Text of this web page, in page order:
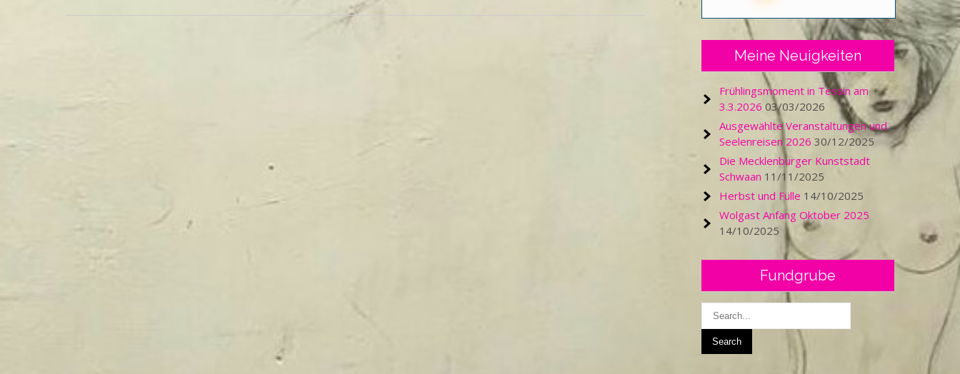
Meine Neuigkeiten
Frühlingsmoment in Tessin am
3.3.2026 03/03/2026
Ausgewählte Veranstaltungen und
Seelenreisen 2026 30/12/2025
Die Mecklenburger Kunststadt
Schwaan 11/11/2025
Herbst und Fülle 14/10/2025
Wolgast Anfang Oktober 2025
14/10/2025
Fundgrube